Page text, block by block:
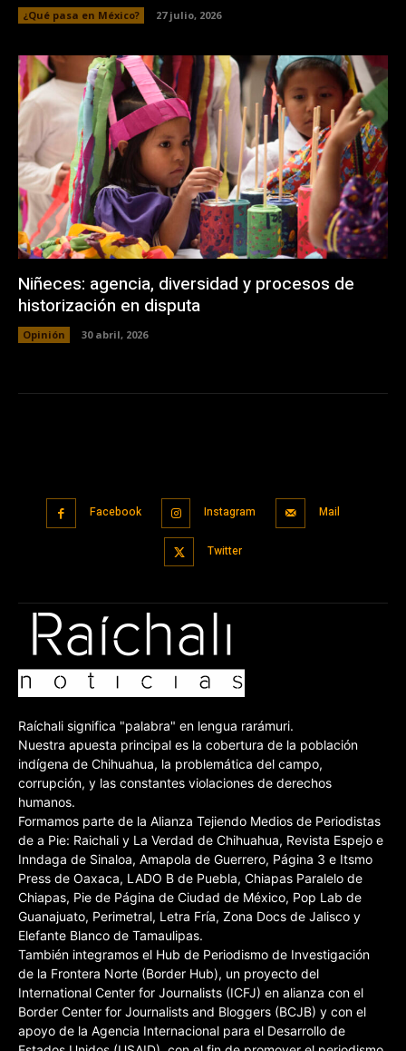
¿Qué pasa en México? 27 julio, 2026
Niñeces: agencia, diversidad y procesos de
historización en disputa
Opinión 30 abril, 2026
Facebook Instagram Mail
Twitter
Raíchali significa "palabra" en lengua rarámuri.
Nuestra apuesta principal es la cobertura de la población
indígena de Chihuahua, la problemática del campo,
corrupción, y las constantes violaciones de derechos
humanos.
Formamos parte de la Alianza Tejiendo Medios de Periodistas
de a Pie: Raichali y La Verdad de Chihuahua, Revista Espejo e
Inndaga de Sinaloa, Amapola de Guerrero, Página 3 e Itsmo
Press de Oaxaca, LADO B de Puebla, Chiapas Paralelo de
Chiapas, Pie de Página de Ciudad de México, Pop Lab de
Guanajuato, Perimetral, Letra Fría, Zona Docs de Jalisco y
Elefante Blanco de Tamaulipas.
También integramos el Hub de Periodismo de Investigación
de la Frontera Norte (Border Hub), un proyecto del
International Center for Journalists (ICFJ) en alianza con el
Border Center for Journalists and Bloggers (BCJB) y con el
apoyo de la Agencia Internacional para el Desarrollo de